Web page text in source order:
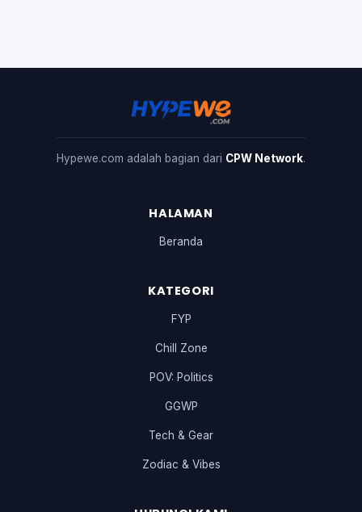
Hypewe.com adalah bagian dari CPW Network.
HALAMAN
Beranda
KATEGORI
FYP
Chill Zone
POV: Politics
GGWP
Tech & Gear
Zodiac & Vibes